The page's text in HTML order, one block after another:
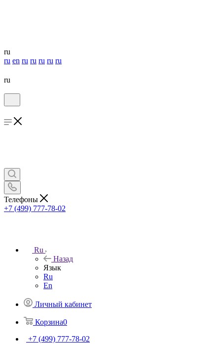
ru
ru en ru ru ru ru ru
ru
Телефоны
+7 (499) 777-78-02
Ru
Назад
Язык
Ru
En
Личный кабинет
Корзина0
+7 (499) 777-78-02